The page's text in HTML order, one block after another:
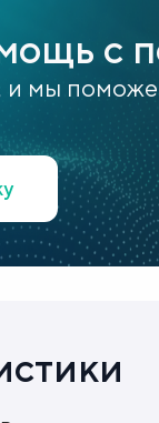
с
и мы